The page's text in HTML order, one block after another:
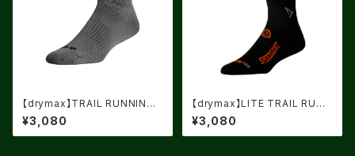
【drymax】TRAIL RUNNING
1/4CREW Dark Gray/Black
¥3,080
【drymax】LITE TRAIL RUNN
ING CREW Black/Foliage G
reen/Orange speed goat
¥3,080